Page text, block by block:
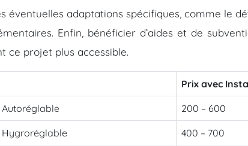
éventuelles adaptations spécifiques, comme le
Enfin, bénéficier d’aides et de
ce projet plus accessible.
Prix avec
Autoréglable 200 – 600
Hygroréglable 400 – 700